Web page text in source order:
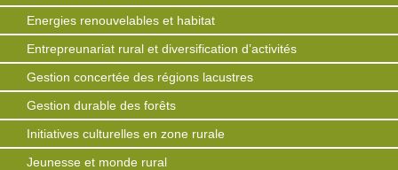
Energies renouvelables et habitat
Entrepreunariat rural et diversification d’activités
Gestion concertée des régions lacustres
Gestion durable des forêts
Initiatives culturelles en zone rurale
Jeunesse et monde rural